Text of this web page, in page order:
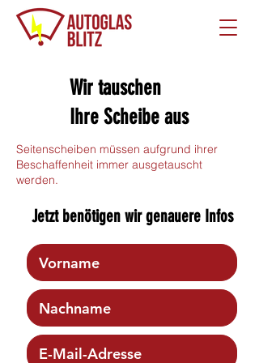
Wir tauschen
Ihre Scheibe aus
Seitenscheiben müssen aufgrund ihrer
Beschaffenheit immer ausgetauscht
werden.
Jetzt benötigen wir genauere Infos